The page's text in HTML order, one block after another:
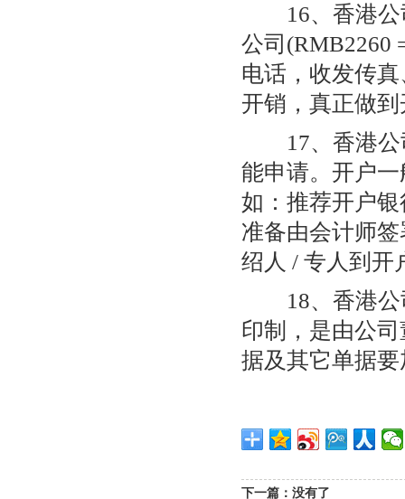
16、香港公
公司(RMB2260
电话，收发传
开销，真正做
17、香港公
能申请。开户
如：推荐开户
准备由会计师
绍人 / 专人到开
18、香港公
印制，是由公
据及其它单据
下一篇：没有了